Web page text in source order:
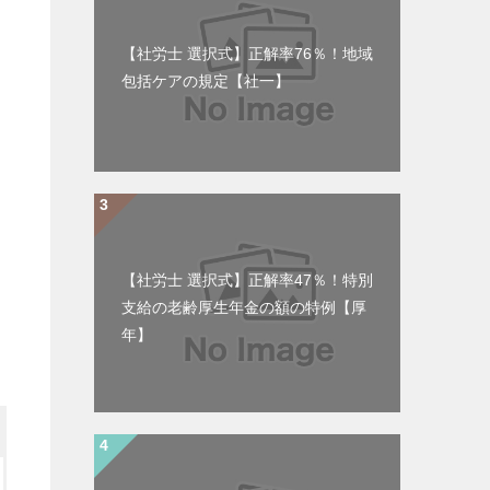
【社労士 選択式】正解率76％！地域
包括ケアの規定【社一】
【社労士 選択式】正解率47％！特別
支給の老齢厚生年金の額の特例【厚
年】